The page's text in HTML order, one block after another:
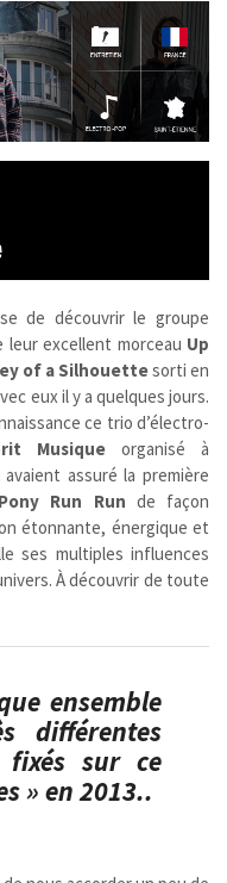
de découvrir le groupe
leur excellent morceau Up
of a Silhouettesorti en
eux il y a quelques jours.
ce trio d’électro-
Musique organisé à
avaient assuré la première
Run Run de façon
étonnante, énergique et
ses multiples influences
À découvrir de toute
ensemble
différentes
fixés sur ce
» en 2013..